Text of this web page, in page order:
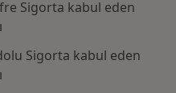
Sigorta kabul eden
Sigorta kabul eden